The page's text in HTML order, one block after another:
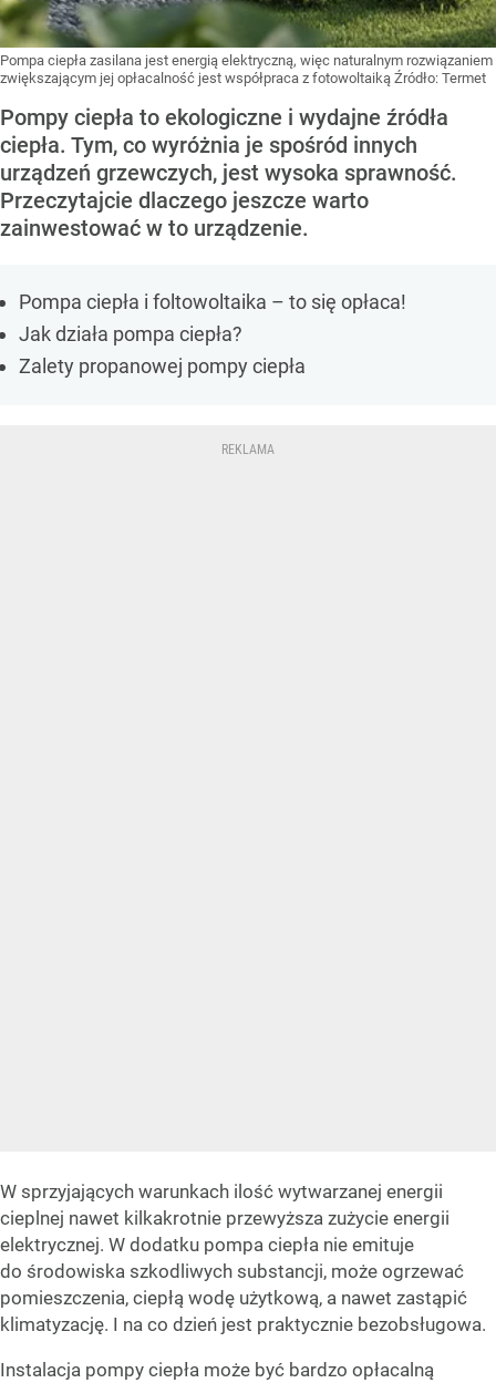
Pompa ciepła zasilana jest energią elektryczną, więc naturalnym rozwiązaniem
zwiększającym jej opłacalność jest współpraca z fotowoltaiką Źródło: Termet
Pompy ciepła to ekologiczne i wydajne źródła
ciepła. Tym, co wyróżnia je spośród innych
urządzeń grzewczych, jest wysoka sprawność.
Przeczytajcie dlaczego jeszcze warto
zainwestować w to urządzenie.
Pompa ciepła i foltowoltaika – to się opłaca!
Jak działa pompa ciepła?
Zalety propanowej pompy ciepła
W sprzyjających warunkach ilość wytwarzanej energii
cieplnej nawet kilkakrotnie przewyższa zużycie energii
elektrycznej. W dodatku pompa ciepła nie emituje
do środowiska szkodliwych substancji, może ogrzewać
pomieszczenia, ciepłą wodę użytkową, a nawet zastąpić
klimatyzację. I na co dzień jest praktycznie bezobsługowa.
Instalacja pompy ciepła może być bardzo opłacalną